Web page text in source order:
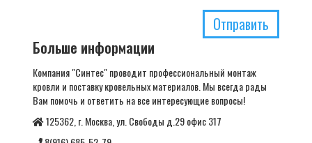
Отправить
Больше информации
Компания "Синтес" проводит профессиональный монтаж
кровли и поставку кровельных материалов. Мы всегда рады
Вам помочь и ответить на все интересующие вопросы!
125362, г. Москва, ул. Свободы д.29 офис 317